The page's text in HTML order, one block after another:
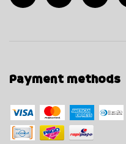
Payment methods